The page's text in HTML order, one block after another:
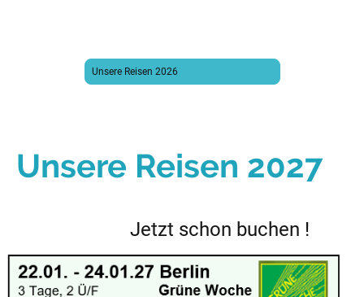
Unsere Reisen 2026
Unsere Reisen 2027
Jetzt schon buchen !